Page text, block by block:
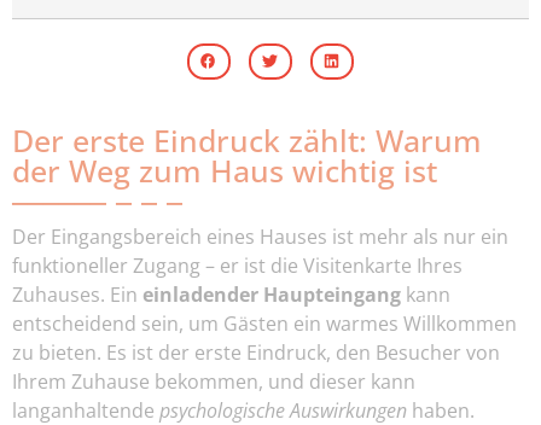
Der erste Eindruck zählt: Warum
der Weg zum Haus wichtig ist
Der Eingangsbereich eines Hauses ist mehr als nur ein
funktioneller Zugang – er ist die Visitenkarte Ihres
Zuhauses. Ein einladender Haupteingang kann
entscheidend sein, um Gästen ein warmes Willkommen
zu bieten. Es ist der erste Eindruck, den Besucher von
Ihrem Zuhause bekommen, und dieser kann
langanhaltende psychologische Auswirkungen haben.